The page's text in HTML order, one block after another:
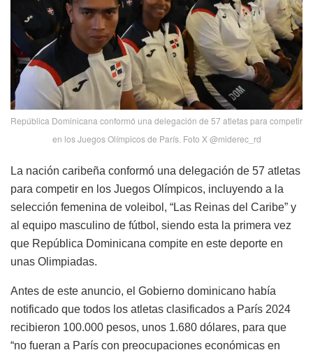
República Dominicana conformó una delegación de 57 atletas para competir
en los Juegos Olímpicos de París. Foto X @miderec_rd
La nación caribeña conformó una delegación de 57 atletas
para competir en los Juegos Olímpicos, incluyendo a la
selección femenina de voleibol, “Las Reinas del Caribe” y
al equipo masculino de fútbol, siendo esta la primera vez
que República Dominicana compite en este deporte en
unas Olimpiadas.
Antes de este anuncio, el Gobierno dominicano había
notificado que todos los atletas clasificados a París 2024
recibieron 100.000 pesos, unos 1.680 dólares, para que
“no fueran a París con preocupaciones económicas en